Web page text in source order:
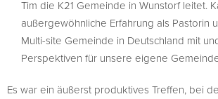
Tim die K21 Gemeinde in Wunstorf leitet.
außergewöhnliche Erfahrung als Pastorin
Multi-site Gemeinde in Deutschland mit
Perspektiven für unsere eigene
Es war ein äußerst produktives Treffen, bei